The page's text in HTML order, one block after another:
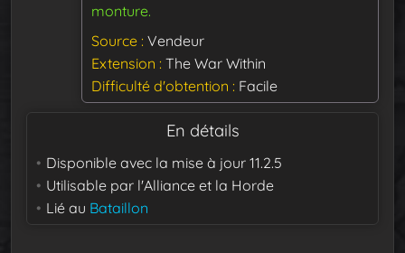
monture.
Source Vendeur
Extension The War Within
Difficulté d'obtention
Facile
En détails
Disponible avec la mise à jour 11.2.5
Utilisable par l'Alliance et la Horde
Lié au Bataillon